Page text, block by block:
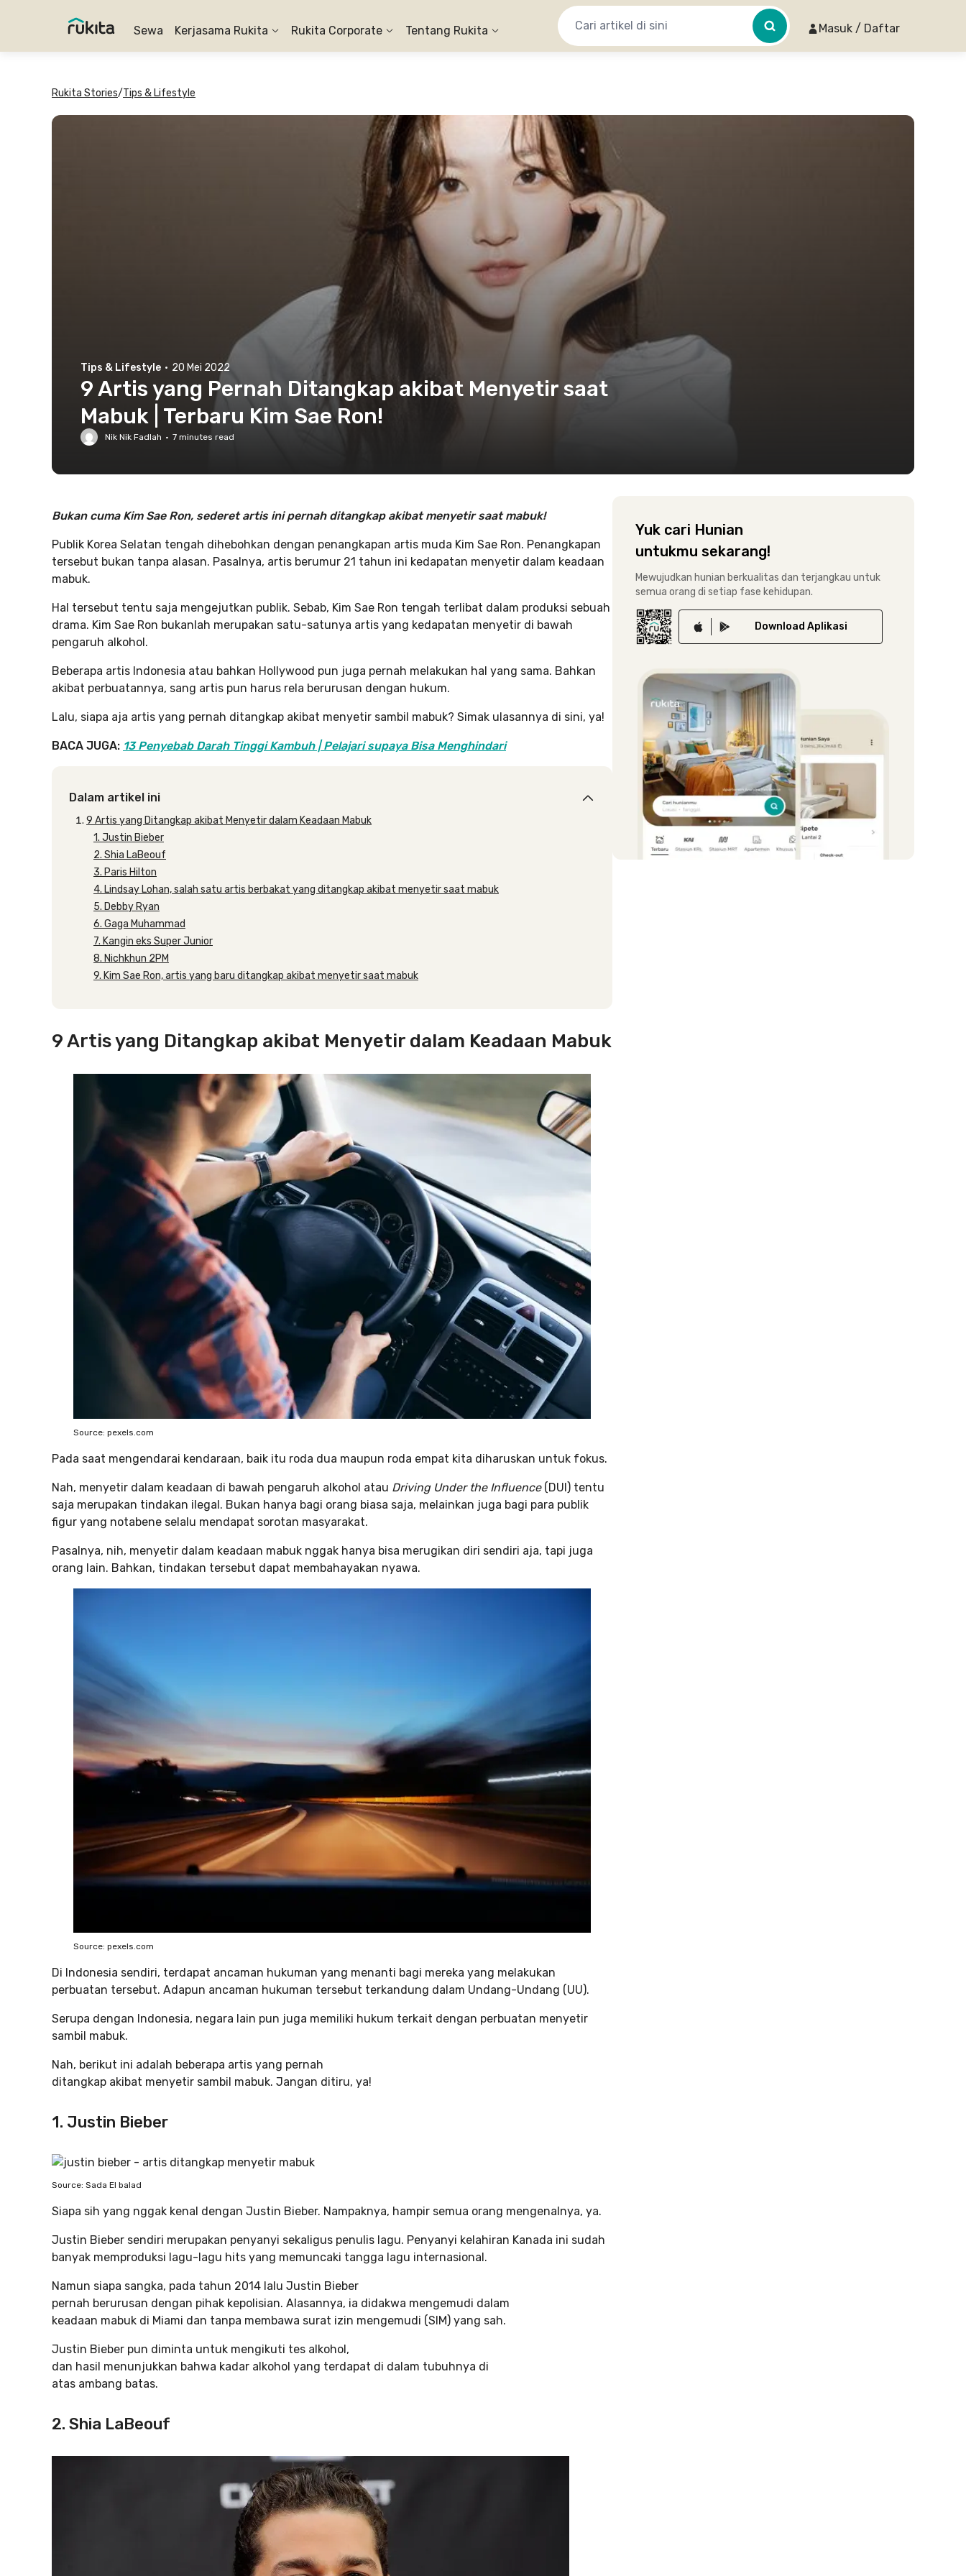
Sewa Kerjasama Rukita Rukita Corporate Tentang Rukita Masuk / Daftar
Rukita Stories/Tips & Lifestyle
Tips & Lifestyle · 20 Mei 2022
9 Artis yang Pernah Ditangkap akibat Menyetir saat
Mabuk | Terbaru Kim Sae Ron!
Nik Nik Fadlah · 7 minutes read
Bukan cuma Kim Sae Ron, sederet artis ini pernah ditangkap akibat menyetir saat mabuk!
Publik Korea Selatan tengah dihebohkan dengan penangkapan artis muda Kim Sae Ron. Penangkapan
tersebut bukan tanpa alasan. Pasalnya, artis berumur 21 tahun ini kedapatan menyetir dalam keadaan
mabuk.
Hal tersebut tentu saja mengejutkan publik. Sebab, Kim Sae Ron tengah terlibat dalam produksi sebuah
drama. Kim Sae Ron bukanlah merupakan satu-satunya artis yang kedapatan menyetir di bawah
pengaruh alkohol.
Beberapa artis Indonesia atau bahkan Hollywood pun juga pernah melakukan hal yang sama. Bahkan
akibat perbuatannya, sang artis pun harus rela berurusan dengan hukum.
Lalu, siapa aja artis yang pernah ditangkap akibat menyetir sambil mabuk? Simak ulasannya di sini, ya!
BACA JUGA: 13 Penyebab Darah Tinggi Kambuh | Pelajari supaya Bisa Menghindari
Dalam artikel ini
9 Artis yang Ditangkap akibat Menyetir dalam Keadaan Mabuk
1. Justin Bieber
2. Shia LaBeouf
3. Paris Hilton
4. Lindsay Lohan, salah satu artis berbakat yang ditangkap akibat menyetir saat mabuk
5. Debby Ryan
6. Gaga Muhammad
7. Kangin eks Super Junior
8. Nichkhun 2PM
9. Kim Sae Ron, artis yang baru ditangkap akibat menyetir saat mabuk
9 Artis yang Ditangkap akibat Menyetir dalam Keadaan Mabuk
Source: pexels.com
Pada saat mengendarai kendaraan, baik itu roda dua maupun roda empat kita diharuskan untuk fokus.
Nah, menyetir dalam keadaan di bawah pengaruh alkohol atau Driving Under the Influence(DUI) tentu
saja merupakan tindakan ilegal. Bukan hanya bagi orang biasa saja, melainkan juga bagi para publik
figur yang notabene selalu mendapat sorotan masyarakat.
Pasalnya, nih, menyetir dalam keadaan mabuk nggak hanya bisa merugikan diri sendiri aja, tapi juga
orang lain. Bahkan, tindakan tersebut dapat membahayakan nyawa.
Source: pexels.com
Di Indonesia sendiri, terdapat ancaman hukuman yang menanti bagi mereka yang melakukan
perbuatan tersebut. Adapun ancaman hukuman tersebut terkandung dalam Undang-Undang (UU).
Serupa dengan Indonesia, negara lain pun juga memiliki hukum terkait dengan perbuatan menyetir
sambil mabuk.
Nah, berikut ini adalah beberapa artis yang pernah
ditangkap akibat menyetir sambil mabuk. Jangan ditiru, ya!
1. Justin Bieber
Source: Sada El balad
Siapa sih yang nggak kenal dengan Justin Bieber. Nampaknya, hampir semua orang mengenalnya, ya.
Justin Bieber sendiri merupakan penyanyi sekaligus penulis lagu. Penyanyi kelahiran Kanada ini sudah
banyak memproduksi lagu-lagu hits yang memuncaki tangga lagu internasional.
Namun siapa sangka, pada tahun 2014 lalu Justin Bieber
pernah berurusan dengan pihak kepolisian. Alasannya, ia didakwa mengemudi dalam
keadaan mabuk di Miami dan tanpa membawa surat izin mengemudi (SIM) yang sah.
Justin Bieber pun diminta untuk mengikuti tes alkohol,
dan hasil menunjukkan bahwa kadar alkohol yang terdapat di dalam tubuhnya di
atas ambang batas.
2. Shia LaBeouf
Yuk cari Hunian
untukmu sekarang!
Mewujudkan hunian berkualitas dan terjangkau untuk
semua orang di setiap fase kehidupan.
Download Aplikasi